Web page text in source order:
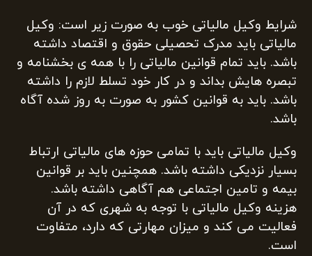
شرایط وکیل مالیاتی خوب به صورت زیر است: وکیل
مالیاتی باید مدرک تحصیلی حقوق و اقتصاد داشته
باشد. باید تمام قوانین مالیاتی را با همه ی بخشنامه و
تبصره هایش بداند و در کار خود تسلط لازم را داشته
باشد. باید به قوانین کشور به صورت به روز شده آگاه
باشد.
وکیل مالیاتی باید با تمامی حوزه های مالیاتی ارتباط
بسیار نزدیکی داشته باشد. همچنین باید بر قوانین
بیمه و تامین اجتماعی هم آگاهی داشته باشد‌.
هزینه وکیل مالیاتی با توجه به شهری که در آن
فعالیت می کند و میزان مهارتی که دارد، متفاوت
است.